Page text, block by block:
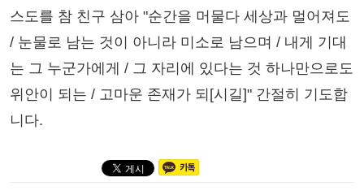
스도를 참 친구 삼아 "순간을 머물다 세상과 멀어져도
/ 눈물로 남는 것이 아니라 미소로 남으며 / 내게 기대
는 그 누군가에게 / 그 자리에 있다는 것 하나만으로도
위안이 되는 / 고마운 존재가 되[시길]" 간절히 기도합
니다.